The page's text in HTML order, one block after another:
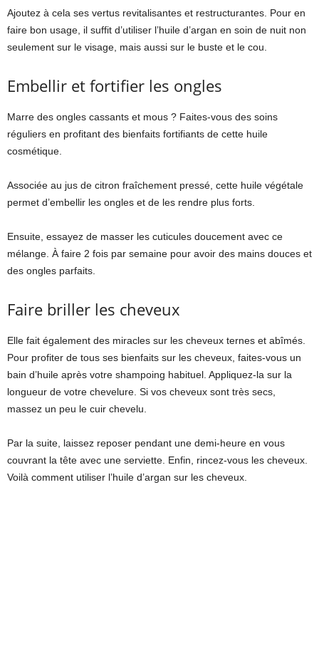
Ajoutez à cela ses vertus revitalisantes et restructurantes. Pour en
faire bon usage, il suffit d’utiliser l’huile d’argan en soin de nuit non
seulement sur le visage, mais aussi sur le buste et le cou.
Embellir et fortifier les ongles
Marre des ongles cassants et mous ? Faites-vous des soins
réguliers en profitant des bienfaits fortifiants de cette huile
cosmétique.
Associée au jus de citron fraîchement pressé, cette huile végétale
permet d’embellir les ongles et de les rendre plus forts.
Ensuite, essayez de masser les cuticules doucement avec ce
mélange. À faire 2 fois par semaine pour avoir des mains douces et
des ongles parfaits.
Faire briller les cheveux
Elle fait également des miracles sur les cheveux ternes et abîmés.
Pour profiter de tous ses bienfaits sur les cheveux, faites-vous un
bain d’huile après votre shampoing habituel. Appliquez-la sur la
longueur de votre chevelure. Si vos cheveux sont très secs,
massez un peu le cuir chevelu.
Par la suite, laissez reposer pendant une demi-heure en vous
couvrant la tête avec une serviette. Enfin, rincez-vous les cheveux.
Voilà comment utiliser l’huile d’argan sur les cheveux.